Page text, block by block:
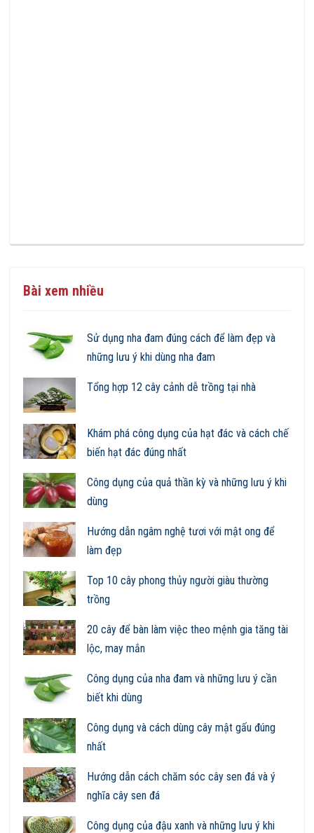
Bài xem nhiều
Sử dụng nha đam đúng cách để làm đẹp và
những lưu ý khi dùng nha đam
Tổng hợp 12 cây cảnh dễ trồng tại nhà
Khám phá công dụng của hạt đác và cách chế
biến hạt đác đúng nhất
Công dụng của quả thần kỳ và những lưu ý khi
dùng
Hướng dẫn ngâm nghệ tươi với mật ong để
làm đẹp
Top 10 cây phong thủy người giàu thường
trồng
20 cây để bàn làm việc theo mệnh gia tăng tài
lộc, may mắn
Công dụng của nha đam và những lưu ý cần
biết khi dùng
Công dụng và cách dùng cây mật gấu đúng
nhất
Hướng dẫn cách chăm sóc cây sen đá và ý
nghĩa cây sen đá
Công dụng của đậu xanh và những lưu ý khi